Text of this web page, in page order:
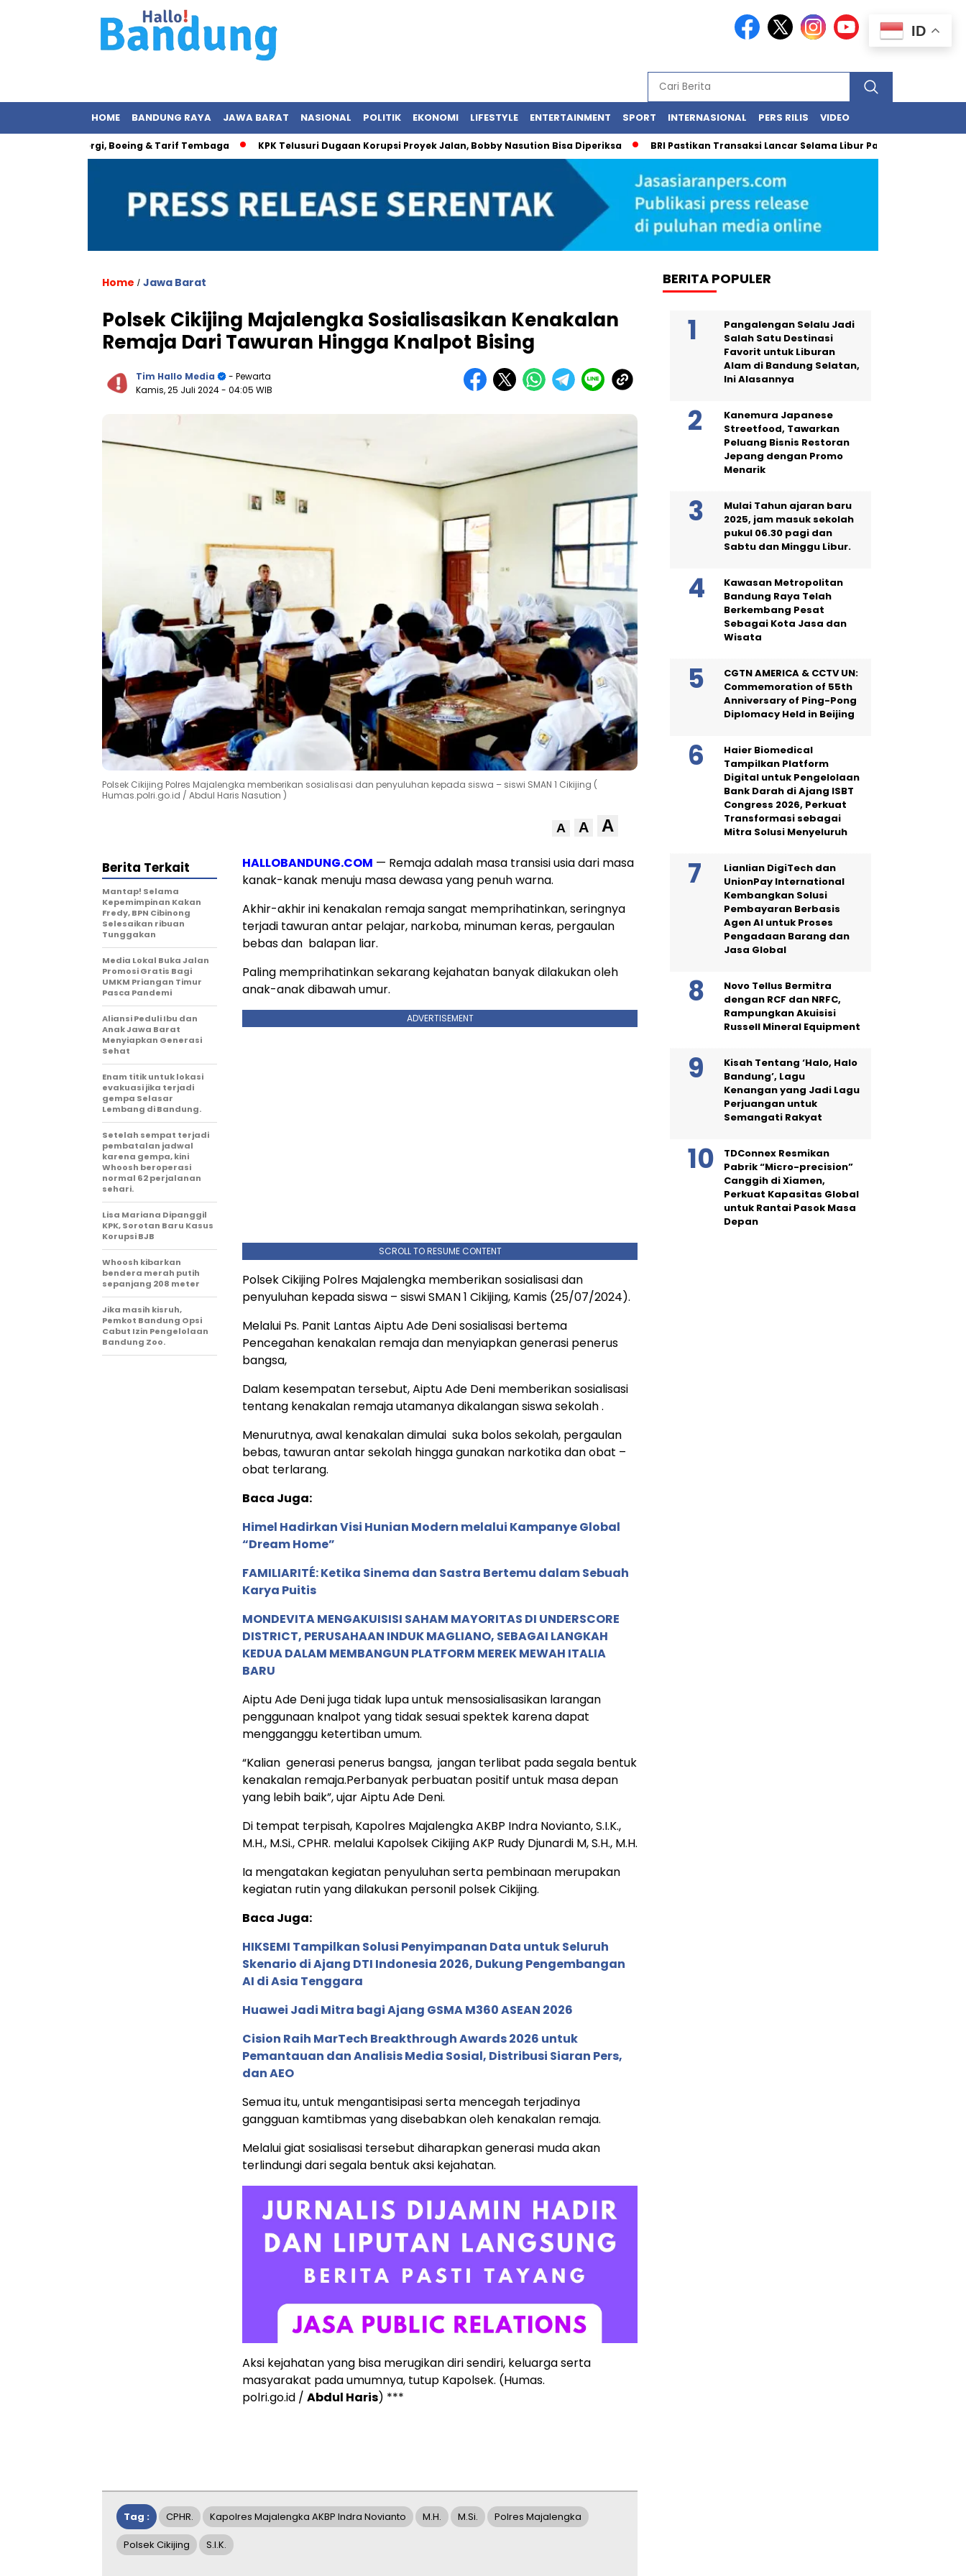
HOME BANDUNG RAYA JAWA BARAT NASIONAL POLITIK EKONOMI LIFESTYLE ENTERTAINMENT SPORT INTERNASIONAL PERS RILIS VIDEO
Energi, Boeing & Tarif Tembaga KPK Telusuri Dugaan Korupsi Proyek Jalan, Bobby Nasution Bisa Diperiksa BRI Pastikan Transaksi Lancar Selama Libur Panjang Lewat BRImo dan
Home / Jawa Barat
Polsek Cikijing Majalengka Sosialisasikan Kenakalan
Remaja Dari Tawuran Hingga Knalpot Bising
Tim Hallo Media
- Pewarta
Kamis, 25 Juli 2024- 04:05 WIB
Polsek Cikijing Polres Majalengka memberikan sosialisasi dan penyuluhan kepada siswa – siswi SMAN 1 Cikijing (
Humas.polri.go.id / Abdul Haris Nasution )
A A A
HALLOBANDUNG.COM — Remaja adalah masa transisi usia dari masa
kanak-kanak menuju masa dewasa yang penuh warna.
Akhir-akhir ini kenakalan remaja sangat memprihatinkan, seringnya
terjadi tawuran antar pelajar, narkoba, minuman keras, pergaulan
bebas dan balapan liar.
Paling memprihatinkan sekarang kejahatan banyak dilakukan oleh
anak-anak dibawah umur.
ADVERTISEMENT
SCROLL TO RESUME CONTENT
Polsek Cikijing Polres Majalengka memberikan sosialisasi dan
penyuluhan kepada siswa – siswi SMAN 1 Cikijing, Kamis (25/07/2024).
Melalui Ps. Panit Lantas Aiptu Ade Deni sosialisasi bertema
Pencegahan kenakalan remaja dan menyiapkan generasi penerus
bangsa,
Dalam kesempatan tersebut, Aiptu Ade Deni memberikan sosialisasi
tentang kenakalan remaja utamanya dikalangan siswa sekolah .
Menurutnya, awal kenakalan dimulai suka bolos sekolah, pergaulan
bebas, tawuran antar sekolah hingga gunakan narkotika dan obat –
obat terlarang.
Baca Juga:
Himel Hadirkan Visi Hunian Modern melalui Kampanye Global
“Dream Home”
FAMILIARITÉ: Ketika Sinema dan Sastra Bertemu dalam Sebuah
Karya Puitis
MONDEVITA MENGAKUISISI SAHAM MAYORITAS DI UNDERSCORE
DISTRICT, PERUSAHAAN INDUK MAGLIANO, SEBAGAI LANGKAH
KEDUA DALAM MEMBANGUN PLATFORM MEREK MEWAH ITALIA
BARU
Aiptu Ade Deni juga tidak lupa untuk mensosialisasikan larangan
penggunaan knalpot yang tidak sesuai spektek karena dapat
mengganggu ketertiban umum.
“Kalian generasi penerus bangsa, jangan terlibat pada segala bentuk
kenakalan remaja.Perbanyak perbuatan positif untuk masa depan
yang lebih baik”, ujar Aiptu Ade Deni.
Di tempat terpisah, Kapolres Majalengka AKBP Indra Novianto, S.I.K.,
M.H., M.Si., CPHR. melalui Kapolsek Cikijing AKP Rudy Djunardi M, S.H., M.H.
Ia mengatakan kegiatan penyuluhan serta pembinaan merupakan
kegiatan rutin yang dilakukan personil polsek Cikijing.
Baca Juga:
HIKSEMI Tampilkan Solusi Penyimpanan Data untuk Seluruh
Skenario di Ajang DTI Indonesia 2026, Dukung Pengembangan
AI di Asia Tenggara
Huawei Jadi Mitra bagi Ajang GSMA M360 ASEAN 2026
Cision Raih MarTech Breakthrough Awards 2026 untuk
Pemantauan dan Analisis Media Sosial, Distribusi Siaran Pers,
dan AEO
Semua itu, untuk mengantisipasi serta mencegah terjadinya
gangguan kamtibmas yang disebabkan oleh kenakalan remaja.
Melalui giat sosialisasi tersebut diharapkan generasi muda akan
terlindungi dari segala bentuk aksi kejahatan.
Aksi kejahatan yang bisa merugikan diri sendiri, keluarga serta
masyarakat pada umumnya, tutup Kapolsek. (Humas.
polri.go.id / Abdul Haris) ***
Berita Terkait
Mantap! Selama
Kepemimpinan Kakan
Fredy, BPN Cibinong
Selesaikan ribuan
Tunggakan
Media Lokal Buka Jalan
Promosi Gratis Bagi
UMKM Priangan Timur
Pasca Pandemi
Aliansi Peduli Ibu dan
Anak Jawa Barat
Menyiapkan Generasi
Sehat
Enam titik untuk lokasi
evakuasi jika terjadi
gempa Selasar
Lembang di Bandung.
Setelah sempat terjadi
pembatalan jadwal
karena gempa, kini
Whoosh beroperasi
normal 62 perjalanan
sehari.
Lisa Mariana Dipanggil
KPK, Sorotan Baru Kasus
Korupsi BJB
Whoosh kibarkan
bendera merah putih
sepanjang 208 meter
Jika masih kisruh,
Pemkot Bandung Opsi
Cabut Izin Pengelolaan
Bandung Zoo.
Tag : CPHR. Kapolres Majalengka AKBP Indra Novianto M.H. M.Si. Polres Majalengka
Polsek Cikijing S.I.K.
BERITA POPULER
Pangalengan Selalu Jadi
Salah Satu Destinasi
Favorit untuk Liburan
Alam di Bandung Selatan,
Ini Alasannya
Kanemura Japanese
Streetfood, Tawarkan
Peluang Bisnis Restoran
Jepang dengan Promo
Menarik
Mulai Tahun ajaran baru
2025, jam masuk sekolah
pukul 06.30 pagi dan
Sabtu dan Minggu Libur.
Kawasan Metropolitan
Bandung Raya Telah
Berkembang Pesat
Sebagai Kota Jasa dan
Wisata
CGTN AMERICA & CCTV UN:
Commemoration of 55th
Anniversary of Ping-Pong
Diplomacy Held in Beijing
Haier Biomedical
Tampilkan Platform
Digital untuk Pengelolaan
Bank Darah di Ajang ISBT
Congress 2026, Perkuat
Transformasi sebagai
Mitra Solusi Menyeluruh
Lianlian DigiTech dan
UnionPay International
Kembangkan Solusi
Pembayaran Berbasis
Agen AI untuk Proses
Pengadaan Barang dan
Jasa Global
Novo Tellus Bermitra
dengan RCF dan NRFC,
Rampungkan Akuisisi
Russell Mineral Equipment
Kisah Tentang ‘Halo, Halo
Bandung’, Lagu
Kenangan yang Jadi Lagu
Perjuangan untuk
Semangati Rakyat
TDConnex Resmikan
Pabrik “Micro-precision”
Canggih di Xiamen,
Perkuat Kapasitas Global
untuk Rantai Pasok Masa
Depan
ID